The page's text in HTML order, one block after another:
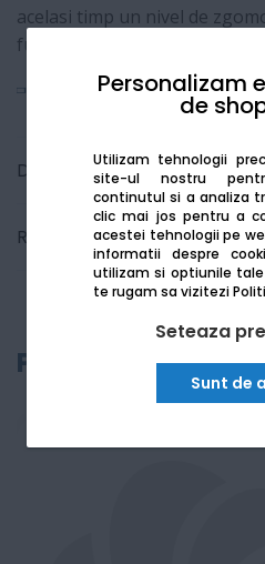
Personalizam
de
Utilizam tehnologii
site-ul nostru
continutul si a analiza
clic mai jos pentru a
acestei tehnologii pe
informatii despre
utilizam si optiunile
te rugam sa vizitezi
Seteaza
Sunt de
acelasi timp un nivel de
functionarii.
Vezi mai mult
Detalii tehnice
Recenzii
Produse